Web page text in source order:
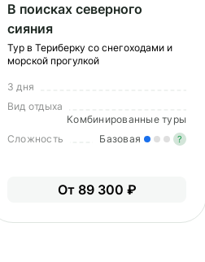
В поисках северного
сияния
Тур в Териберку со снегоходами и
морской прогулкой
3 дня
Вид отдыха
Комбинированные туры
Сложность
Базовая ?
От 89 300 ₽